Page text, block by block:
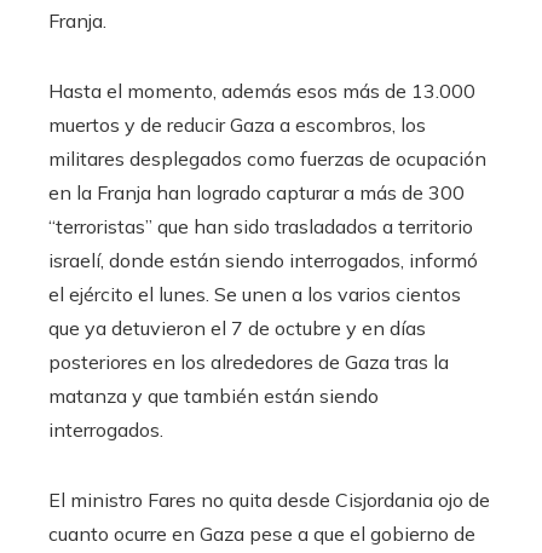
Franja.
Hasta el momento, además esos más de 13.000
muertos y de reducir Gaza a escombros, los
militares desplegados como fuerzas de ocupación
en la Franja han logrado capturar a más de 300
“terroristas” que han sido trasladados a territorio
israelí, donde están siendo interrogados, informó
el ejército el lunes. Se unen a los varios cientos
que ya detuvieron el 7 de octubre y en días
posteriores en los alrededores de Gaza tras la
matanza y que también están siendo
interrogados.
El ministro Fares no quita desde Cisjordania ojo de
cuanto ocurre en Gaza pese a que el gobierno de